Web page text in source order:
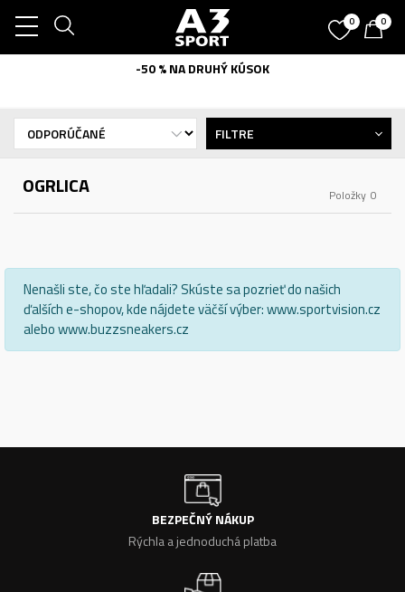
0 0
-50 % NA DRUHÝ KÚSOK
OGRLICA 0
Položky
FILTRE
Nenašli ste, čo ste hľadali? Skúste sa pozrieť do našich
ďalších e-shopov, kde nájdete väčší výber: www.sportvision.cz
alebo www.buzzsneakers.cz
BEZPEČNÝ NÁKUP
Rýchla a jednoduchá platba